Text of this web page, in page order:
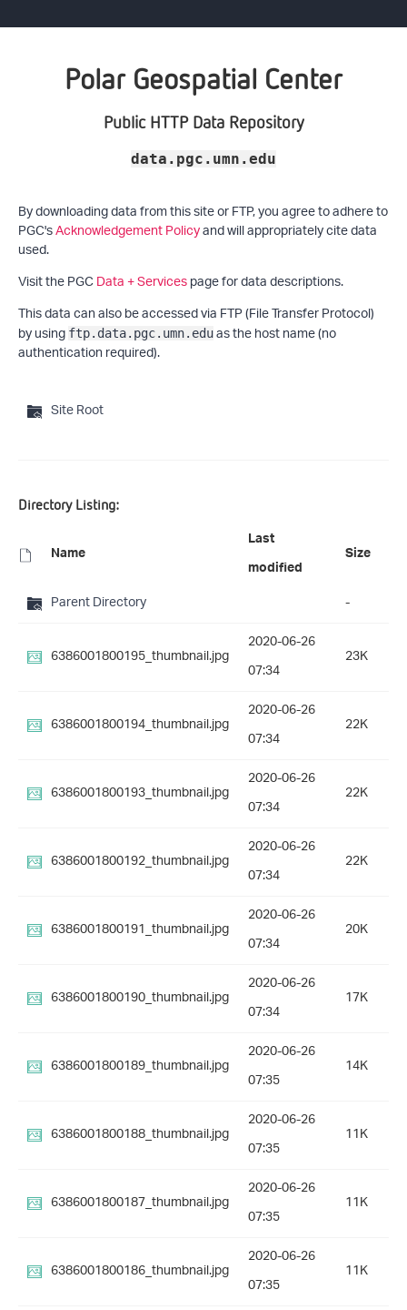
Polar Geospatial Center
Public HTTP Data Repository
data.pgc.umn.edu
By downloading data from this site or FTP, you agree to adhere to
PGC'sAcknowledgement Policyand will appropriately cite data
used.
Visit the PGCData + Servicespage for data descriptions.
This data can also be accessed via FTP (File Transfer Protocol)
by using ftp.data.pgc.umn.eduas the host name (no
authentication required).
Site Root
Directory Listing:
Name
Last
modified
Size
Parent Directory
-
6386001800195_thumbnail.jpg
2020-06-26
07:34
23K
6386001800194_thumbnail.jpg
2020-06-26
07:34
22K
6386001800193_thumbnail.jpg
2020-06-26
07:34
22K
6386001800192_thumbnail.jpg
2020-06-26
07:34
22K
6386001800191_thumbnail.jpg
2020-06-26
07:34
20K
6386001800190_thumbnail.jpg
2020-06-26
07:34
17K
6386001800189_thumbnail.jpg
2020-06-26
07:35
14K
6386001800188_thumbnail.jpg
2020-06-26
07:35
11K
6386001800187_thumbnail.jpg
2020-06-26
07:35
11K
6386001800186_thumbnail.jpg
2020-06-26
07:35
11K